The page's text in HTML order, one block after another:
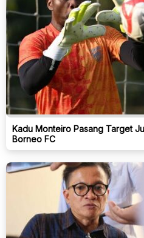
Kadu Monteiro Pasang Target
Borneo FC